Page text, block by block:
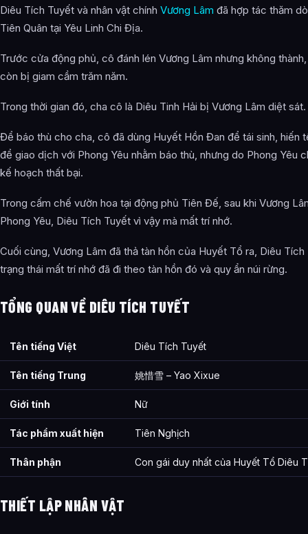
Thông tin về Diêu Tích Tuyết được tổng hợp từ đâu?
Diêu Tích Tuyết và nhân vật chính Vương Lâm đã hợp tác thăm
Tiên Quân tại Yêu Linh Chi Địa.
Trước cửa động phủ, cô đánh lén Vương Lâm nhưng không
còn bị giam cầm trăm năm.
Trong thời gian đó, cha cô là Diêu Tinh Hải bị Vương Lâm diệt sát.
Để báo thù cho cha, cô đã dùng Huyết Hồn Đan để tái sinh, hiến
để giao dịch với Phong Yêu nhằm báo thù, nhưng do Phong Yêu
kế hoạch thất bại.
Trong cấm chế vườn hoa tại động phủ Tiên Đế, sau khi Vương
Phong Yêu, Diêu Tích Tuyết vì vậy mà mất trí nhớ.
Cuối cùng, Vương Lâm đã thả tàn hồn của Huyết Tổ ra, Diêu
trạng thái mất trí nhớ đã đi theo tàn hồn đó và quy ẩn núi rừng.
TỔNG QUAN VỀ DIÊU TÍCH TUYẾT
Tên tiếng Việt Diêu Tích Tuyết
Tên tiếng Trung 姚惜雪 – Yao Xixue
Giới tính Nữ
Tác phẩm xuất hiện Tiên Nghịch
Thân phận Con gái duy nhất của Huyết Tổ Diêu
THIẾT LẬP NHÂN VẬT